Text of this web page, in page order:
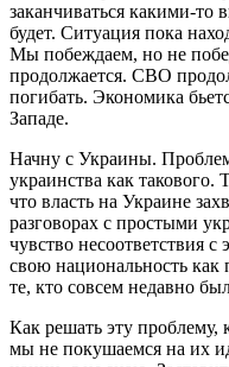
заканчиваться какими-то
будет. Ситуация пока
Мы побеждаем, но не
продолжается. СВО
погибать. Экономика
Западе.
Начну с Украины.
украинства как
что власть на Украине
разговорах с простыми
чувство несоответствия
свою национальность
те, кто совсем недавно
Как решать эту проблему,
мы не покушаемся на их